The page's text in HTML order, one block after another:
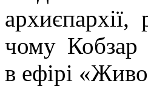
чому Кобзар
в ефірі